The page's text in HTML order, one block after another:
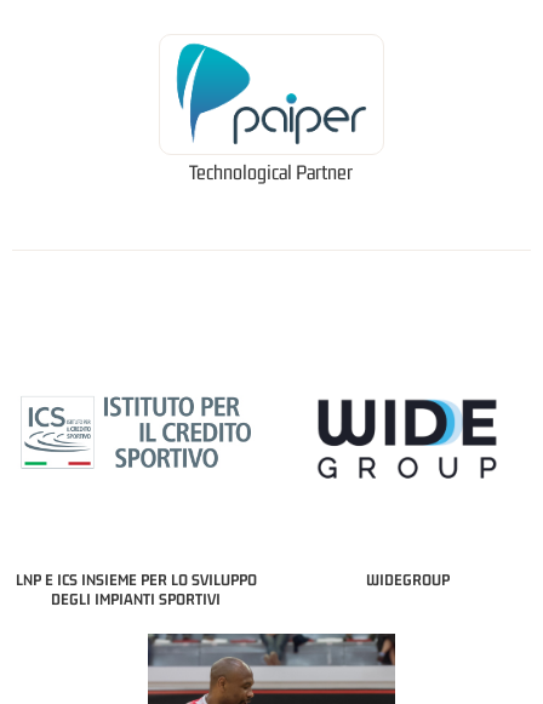
Technological Partner
LNP E ICS INSIEME PER LO SVILUPPO
DEGLI IMPIANTI SPORTIVI
WIDEGROUP